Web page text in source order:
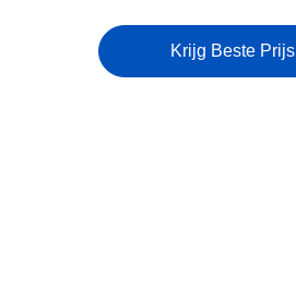
Krijg Beste Prijs